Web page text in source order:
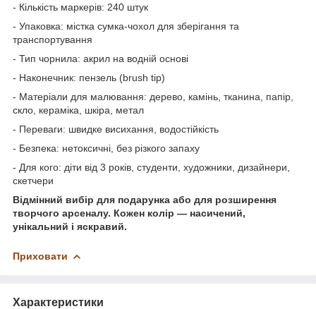
- Кількість маркерів: 240 штук
- Упаковка: містка сумка-чохол для зберігання та
транспортування
- Тип чорнила: акрил на водній основі
- Наконечник: пензель (brush tip)
- Матеріали для малювання: дерево, камінь, тканина, папір,
скло, кераміка, шкіра, метал
- Переваги: швидке висихання, водостійкість
- Безпека: нетоксичні, без різкого запаху
- Для кого: діти від 3 років, студенти, художники, дизайнери,
скетчери
Відмінний вибір для подарунка або для розширення
творчого арсеналу. Кожен колір — насичений,
унікальний і яскравий.
Приховати
Характеристики